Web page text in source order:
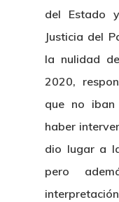
del Estado
Justicia del
la nulidad
2020,
que no
haber
dio lugar a
pero